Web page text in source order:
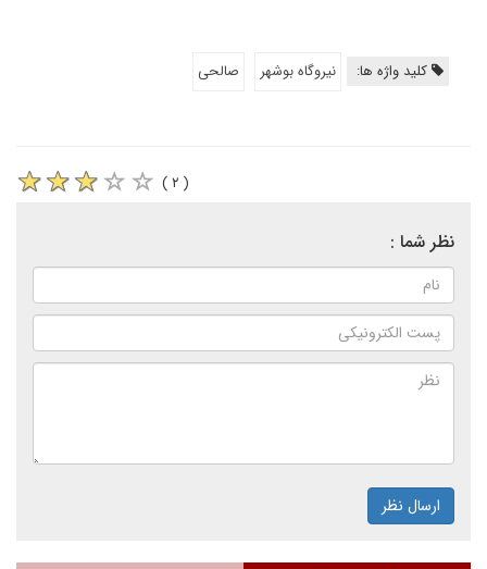
کلید واژه ها: نیروگاه بوشهر صالحی
( ۲ )
نظر شما :
ارسال نظر